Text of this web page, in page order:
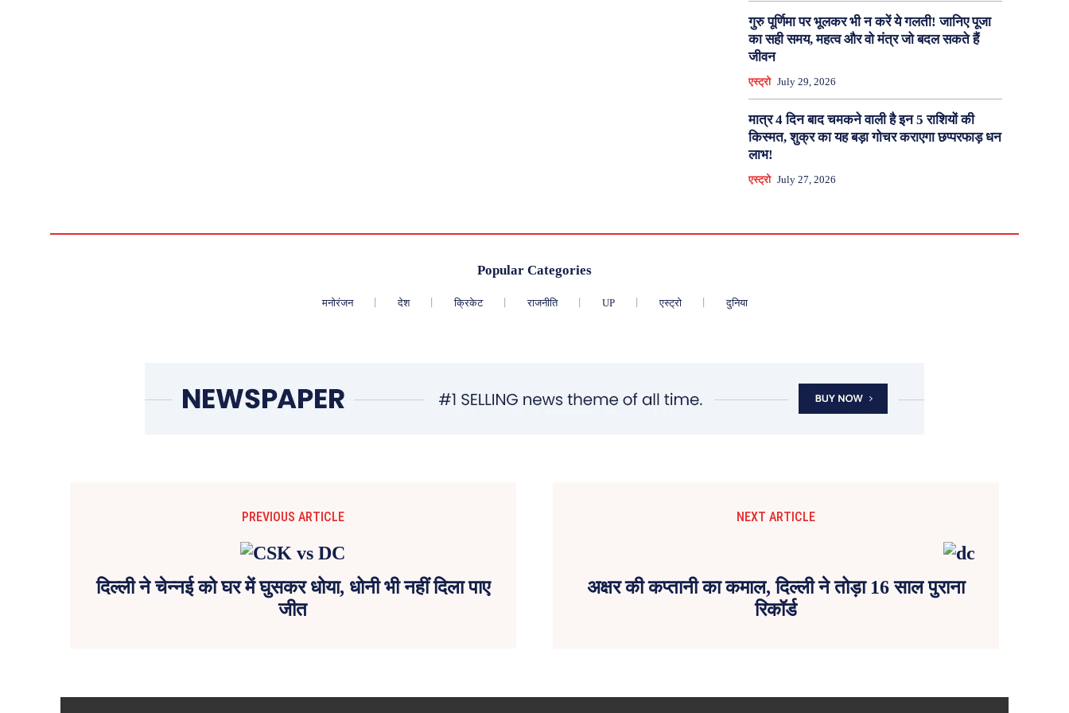
गुरु पूर्णिमा पर भूलकर भी न करें ये गलती! जानिए पूजा
का सही समय, महत्व और वो मंत्र जो बदल सकते हैं
जीवन
एस्ट्रो July 29, 2026
मात्र 4 दिन बाद चमकने वाली है इन 5 राशियों की
किस्मत, शुक्र का यह बड़ा गोचर कराएगा छप्परफाड़ धन
लाभ!
एस्ट्रो July 27, 2026
Popular Categories
मनोरंजन देश क्रिकेट राजनीति UP एस्ट्रो दुनिया
PREVIOUS ARTICLE
दिल्ली ने चेन्नई को घर में घुसकर धोया, धोनी भी नहीं दिला पाए
जीत
NEXT ARTICLE
अक्षर की कप्तानी का कमाल, दिल्ली ने तोड़ा 16 साल पुराना
रिकॉर्ड